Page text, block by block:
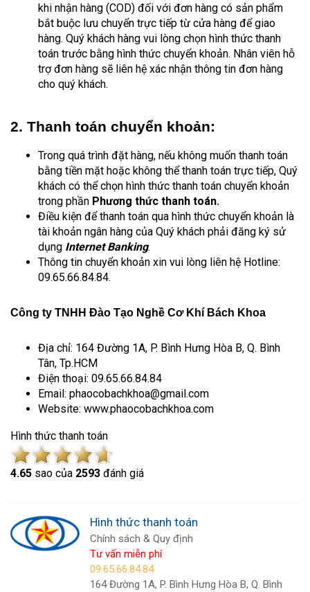
khi nhận hàng (COD) đối với đơn hàng có sản phẩm
bắt buộc lưu chuyển trực tiếp từ cửa hàng để giao
hàng. Quý khách hàng vui lòng chọn hình thức thanh
toán trước bằng hình thức chuyển khoản. Nhân viên hỗ
trợ đơn hàng sẽ liên hệ xác nhận thông tin đơn hàng
cho quý khách.
2. Thanh toán chuyển khoản:
Trong quá trình đặt hàng, nếu không muốn thanh toán
bằng tiền mặt hoặc không thể thanh toán trực tiếp, Quý
khách có thể chọn hình thức thanh toán chuyển khoản
trong phần Phương thức thanh toán.
Điều kiện để thanh toán qua hình thức chuyển khoản là
tài khoản ngân hàng của Quý khách phải đăng ký sử
dụng Internet Banking.
Thông tin chuyển khoản xin vui lòng liên hệ Hotline:
09.65.66.84.84.
Công ty TNHH Đào Tạo Nghề Cơ Khí Bách Khoa
Địa chỉ: 164 Đường 1A, P. Bình Hưng Hòa B, Q. Bình
Tân, Tp.HCM
Điện thoại: 09.65.66.84.84
Email: phaocobachkhoa@gmail.com
Website: www.phaocobachkhoa.com
Hình thức thanh toán
4.65 sao của 2593 đánh giá
Hình thức thanh toán
Chính sách & Quy định
Tư vấn miễn phí
09.65.66.84.84
164 Đường 1A, P. Bình Hưng Hòa B, Q. Bình